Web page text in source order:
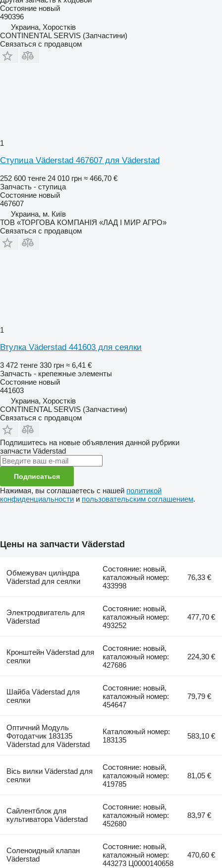
Состояние новый
490396
Украина, Хоростків
CONTINENTAL SERVIS (Запчастини)
Связаться с продавцом
1
Ступица Väderstad 467607 для Väderstad
252 600 тенге 24 010 грн ≈ 466,70 €
Запчасть - ступица
Состояние новый
467607
Украина, м. Київ
ТОВ «ТОРГОВА КОМПАНІЯ «ЛАД І МИР АГРО»
Связаться с продавцом
1
Втулка Väderstad 441603 для сеялки
3 472 тенге 330 грн ≈ 6,41 €
Запчасть - крепежные элементы
Состояние новый
441603
Украина, Хоростків
CONTINENTAL SERVIS (Запчастини)
Связаться с продавцом
Подпишитесь на новые объявления данной рубрики
запчасти Väderstad
Подписаться
Нажимая, вы соглашаетесь с нашей политикой
конфиденциальности и пользовательским соглашением.
Цены на запчасти Väderstad
Обмежувач циліндра
Väderstad для сеялки
Состояние: новый,
каталожный номер:
433998
76,33 €
Электродвигатель для
Väderstad
Состояние: новый,
каталожный номер:
493252
477,70 €
Кронштейн Väderstad для
сеялки
Состояние: новый,
каталожный номер:
427686
224,30 €
Шайба Väderstad для
сеялки
Состояние: новый,
каталожный номер:
454647
79,79 €
Оптичний Модуль
Фотодатчик 183135
Väderstad для Väderstad
Каталожный номер:
183135
583,10 €
Вісь вилки Väderstad для
сеялки
Состояние: новый,
каталожный номер:
419785
81,05 €
Сайлентблок для
культиватора Väderstad
Состояние: новый,
каталожный номер:
452680
83,97 €
Соленоидный клапан
Väderstad
Состояние: новый,
каталожный номер:
443273 Ц0000140658
470,60 €